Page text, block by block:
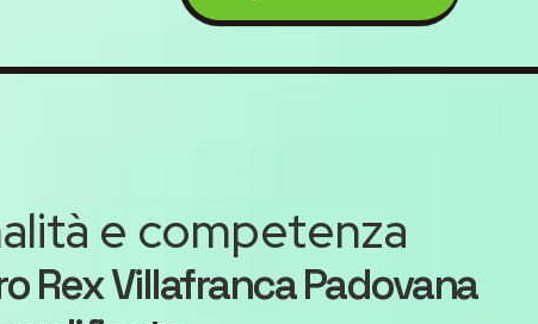
e competenza
Rex Villafranca Padovana